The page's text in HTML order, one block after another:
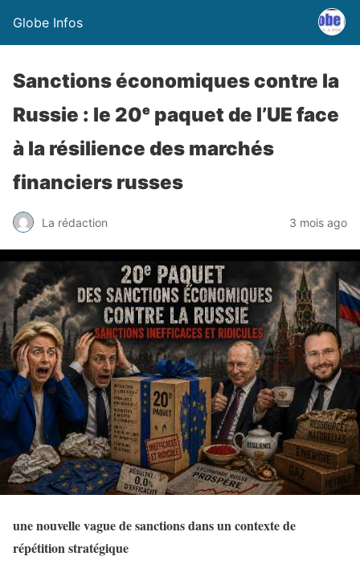
Globe Infos
Sanctions économiques contre la
Russie : le 20ᵉ paquet de l’UE face
à la résilience des marchés
financiers russes
La rédaction 3 mois ago
une nouvelle vague de sanctions dans un contexte de
répétition stratégique